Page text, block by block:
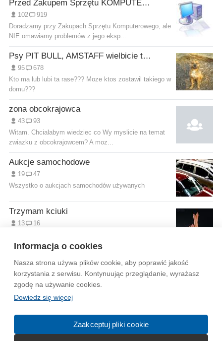
Informacja o cookies
Nasza strona używa plików cookie, aby poprawić jakość
korzystania z serwisu. Kontynuując przeglądanie, wyrażasz
zgodę na używanie cookies.
Dowiedz się więcej
Zaakceptuj pliki cookie
Przed Zakupem Sprzętu KOMPUTERowego
102
919
Doradzamy przy Zakupach Sprzętu Komputerowego, ale
NIE omawiamy problemów z jego eksp...
Psy PIT BULL, AMSTAFF wielbicie tych ras;-)
95
678
Kto ma lub lubi ta rase??? Moze ktos zostawil takiego w
domu???
zona obcokrajowca
43
93
Witam. Chcialabym wiedziec co Wy myslicie na temat
zwiazku z obcokrajowcem? A moz...
Aukcje samochodowe
19
47
Wszystko o aukcjach samochodów używanych
Trzymam kciuki
13
16
tworzenia i nie tylko , mam przyja...
Wytyczne dla społeczności Regulamin Prywatność
Reklama Kontakt